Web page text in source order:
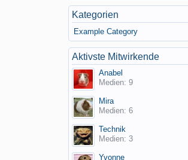
Kategorien
Example Category
Aktivste Mitwirkende
Anabel
Medien: 9
Mira
Medien: 6
Technik
Medien: 3
Yvonne